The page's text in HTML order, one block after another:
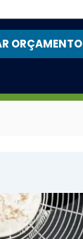
ORÇAMENTO